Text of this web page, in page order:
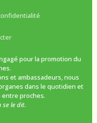
pour la promotion du
et ambassadeurs, nous
dans le quotidien et
proches.
se le dit.